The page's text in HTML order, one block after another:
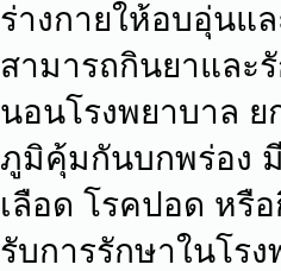
ร่างกายให้อบอุ่นแ
สามารถกินยาและ
นอนโรงพยาบาล
ภูมิคุ้มกันบกพร่อง
เลือด โรคปอด หรื
รับการรักษาในโร